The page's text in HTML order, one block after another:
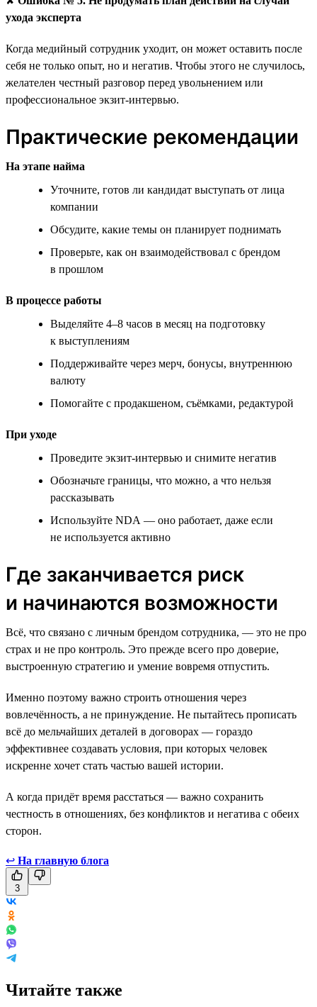
ухода эксперта
Когда медийный сотрудник уходит, он может оставить после
себя не только опыт, но и негатив. Чтобы этого не случилось,
желателен честный разговор перед увольнением или
профессиональное экзит-интервью.
Практические рекомендации
На этапе найма
Уточните, готов ли кандидат выступать от лица
компании
Обсудите, какие темы он планирует поднимать
Проверьте, как он взаимодействовал с брендом
в прошлом
В процессе работы
Выделяйте 4–8 часов в месяц на подготовку
к выступлениям
Поддерживайте через мерч, бонусы, внутреннюю
валюту
Помогайте с продакшеном, съёмками, редактурой
При уходе
Проведите экзит-интервью и снимите негатив
Обозначьте границы, что можно, а что нельзя
рассказывать
Используйте NDA — оно работает, даже если
не используется активно
Где заканчивается риск
и начинаются возможности
Всё, что связано с личным брендом сотрудника, — это не про
страх и не про контроль. Это прежде всего про доверие,
выстроенную стратегию и умение вовремя отпустить.
Именно поэтому важно строить отношения через
вовлечённость, а не принуждение. Не пытайтесь прописать
всё до мельчайших деталей в договорах — гораздо
эффективнее создавать условия, при которых человек
искренне хочет стать частью вашей истории.
А когда придёт время расстаться — важно сохранить
честность в отношениях, без конфликтов и негатива с обеих
сторон.
↩ На главную блога
3
Читайте также